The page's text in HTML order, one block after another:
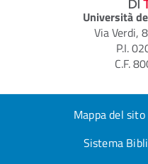
Università
Via Verdi,
P.I.
C.F.
Mappa del sito
Sistema